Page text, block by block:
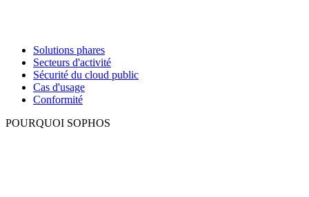
Solutions phares
Secteurs d'activité
Sécurité du cloud public
Cas d'usage
Conformité
POURQUOI SOPHOS